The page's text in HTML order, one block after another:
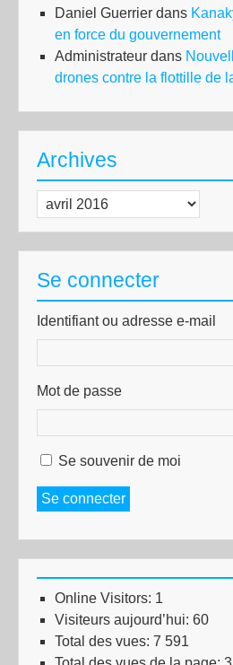
Daniel Guerrier dans
en force du gouvernement
Administrateur dans
drones contre la flottille de
Archives
Archives
Se connecter
Identifiant ou adresse e-mail
Mot de passe
Se souvenir de moi
Se connecter
Online Visitors: 1
Visiteurs aujourd’hui: 60
Total des vues: 7 591